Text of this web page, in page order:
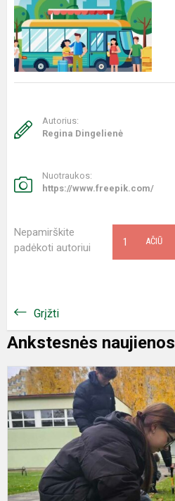
Autorius:
Regina Dingelienė
Nuotraukos:
https://www.freepik.com/
Nepamirškite
padėkoti autoriui
AČIŪ
1
Grįžti
Ankstesnės naujienos